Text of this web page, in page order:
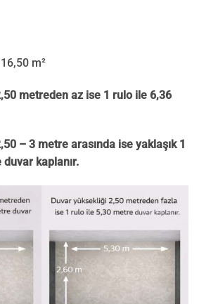
m²
metreden az ise 1 rulo ile 6,36
– 3 metre arasında ise yaklaşık 1
kaplanır.